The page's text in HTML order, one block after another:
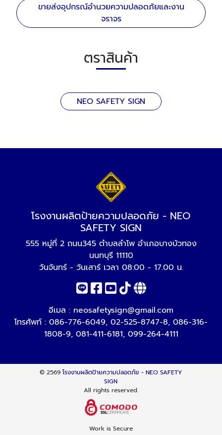
ขายส่งอุปกรณ์อำนวยความปลอดภัยและงาน
จราจร
ตราสินค้า
NEO SAFETY SIGN
โรงงานผลิตป้ายความปลอดภัย - NEO
SAFETY SIGN
555 หมู่ที่ 2 ถนน345 ตำบลลำโพ อำเภอบางบัวทอง
นนทบุรี 11110
วันจันทร์ - วันเสาร์ เวลา 08:00 - 17.00 น.
อีเมล : neosafetysign@gmail.com
โทรศัพท์ : 086-776-6049, 02-525-8747-8, 086-316-
1808-9, 081-411-6181, 099-264-4111
© 2569โรงงานผลิตป้ายความปลอดภัย - NEO SAFETY
SIGN
All rights reserved.
Work is Secure